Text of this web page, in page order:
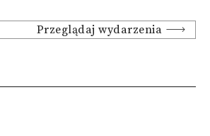
Przeglądaj wydarzenia